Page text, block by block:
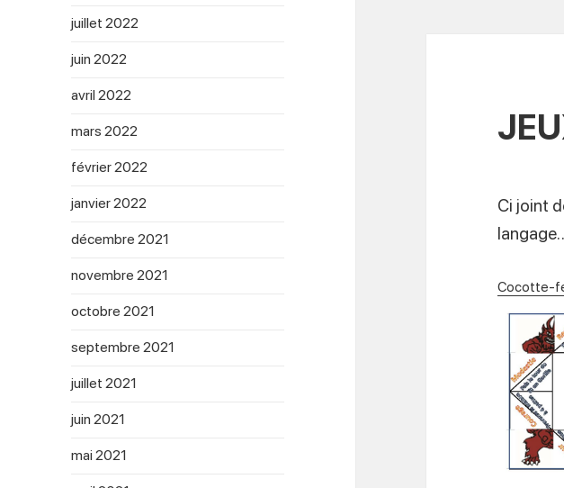
juillet 2022
juin 2022
avril 2022
mars 2022
février 2022
janvier 2022
décembre 2021
novembre 2021
octobre 2021
septembre 2021
juillet 2021
juin 2021
mai 2021
Ci joint
Cocotte-